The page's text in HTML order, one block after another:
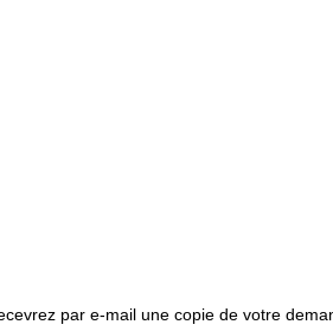
par e-mail une copie de votre